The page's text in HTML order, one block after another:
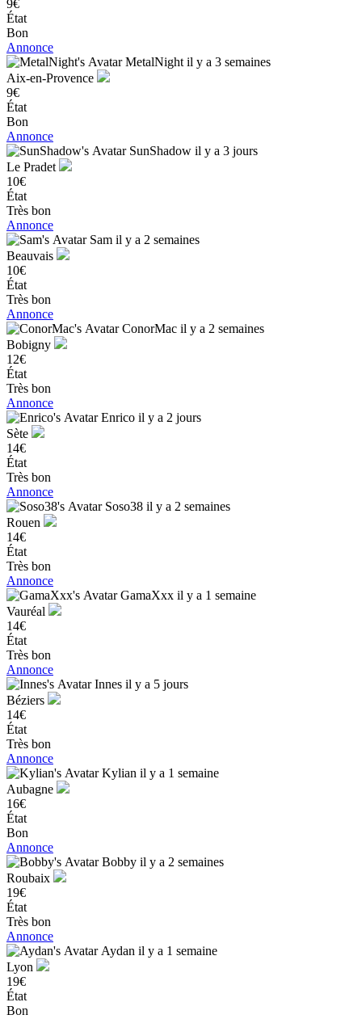
9€
État
Bon
Annonce
MetalNight il y a 3 semaines
Aix-en-Provence
9€
État
Bon
Annonce
SunShadow il y a 3 jours
Le Pradet
10€
État
Très bon
Annonce
Sam il y a 2 semaines
Beauvais
10€
État
Très bon
Annonce
ConorMac il y a 2 semaines
Bobigny
12€
État
Très bon
Annonce
Enrico il y a 2 jours
Sète
14€
État
Très bon
Annonce
Soso38 il y a 2 semaines
Rouen
14€
État
Très bon
Annonce
GamaXxx il y a 1 semaine
Vauréal
14€
État
Très bon
Annonce
Innes il y a 5 jours
Béziers
14€
État
Très bon
Annonce
Kylian il y a 1 semaine
Aubagne
16€
État
Bon
Annonce
Bobby il y a 2 semaines
Roubaix
19€
État
Très bon
Annonce
Aydan il y a 1 semaine
Lyon
19€
État
Bon